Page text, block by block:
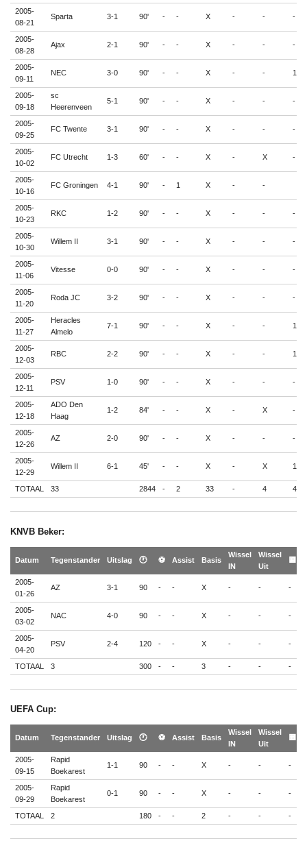
2005-
08-21
Sparta 3-1 90' - - X - - -
2005-
08-28
Ajax 2-1 90' - - X - - -
2005-
09-11
NEC 3-0 90' - - X - - 1
2005-
09-18
sc
Heerenveen
5-1 90' - - X - - -
2005-
09-25
FC Twente 3-1 90' - - X - - -
2005-
10-02
FC Utrecht 1-3 60' - - X - X -
2005-
10-16
FC Groningen 4-1 90' - 1 X - -
2005-
10-23
RKC 1-2 90' - - X - - -
2005-
10-30
Willem II 3-1 90' - - X - - -
2005-
11-06
Vitesse 0-0 90' - - X - - -
2005-
11-20
Roda JC 3-2 90' - - X - - -
2005-
11-27
Heracles
Almelo
7-1 90' - - X - - 1
2005-
12-03
RBC 2-2 90' - - X - - 1
2005-
12-11
PSV 1-0 90' - - X - - -
2005-
12-18
ADO Den
Haag
1-2 84' - - X - X -
2005-
12-26
AZ 2-0 90' - - X - - -
2005-
12-29
Willem II 6-1 45' - - X - X 1
TOTAAL 33 2844 - 2 33 - 4 4
KNVB Beker:
Datum Tegenstander Uitslag 🕐 ⚽ Assist Basis
Wissel
IN
Wissel
Uit
🟨
2005-
01-26
AZ 3-1 90 - - X - - -
2005-
03-02
NAC 4-0 90 - - X - - -
2005-
04-20
PSV 2-4 120 - - X - - -
TOTAAL 3 300 - - 3 - - -
UEFA Cup:
Datum Tegenstander Uitslag 🕐 ⚽ Assist Basis
Wissel
IN
Wissel
Uit
🟨
2005-
09-15
Rapid
Boekarest
1-1 90 - - X - - -
2005-
09-29
Rapid
Boekarest
0-1 90 - - X - - -
TOTAAL 2 180 - - 2 - - -